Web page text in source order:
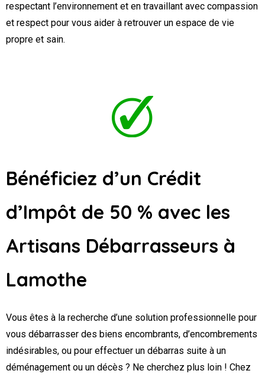
respectant l’environnement et en travaillant avec compassion
et respect pour vous aider à retrouver un espace de vie
propre et sain.
Bénéficiez d’un Crédit
d’Impôt de 50 % avec les
Artisans Débarrasseurs à
Lamothe
Vous êtes à la recherche d’une solution professionnelle pour
vous débarrasser des biens encombrants, d’encombrements
indésirables, ou pour effectuer un débarras suite à un
déménagement ou un décès ? Ne cherchez plus loin ! Chez